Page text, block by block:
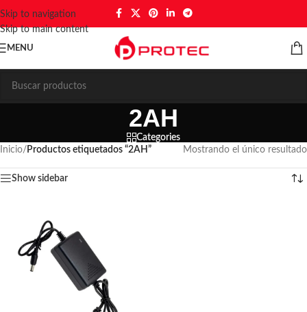
Skip to navigation
Skip to main content
MENU
2AH
Categories
Inicio/ Productos etiquetados “2AH” Mostrando el único resultado
Show sidebar